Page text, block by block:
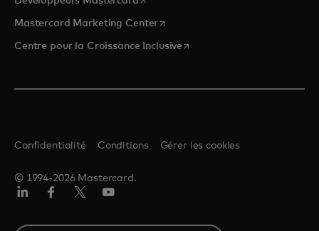
Mastercard Marketing Centers’ouvre dans un nouvel onglet
Centre pour la Croissance Inclusive s’ouvre dans un nouvel
© 1994-2026 Mastercard.
Confidentialité Conditions Gérer les cookies